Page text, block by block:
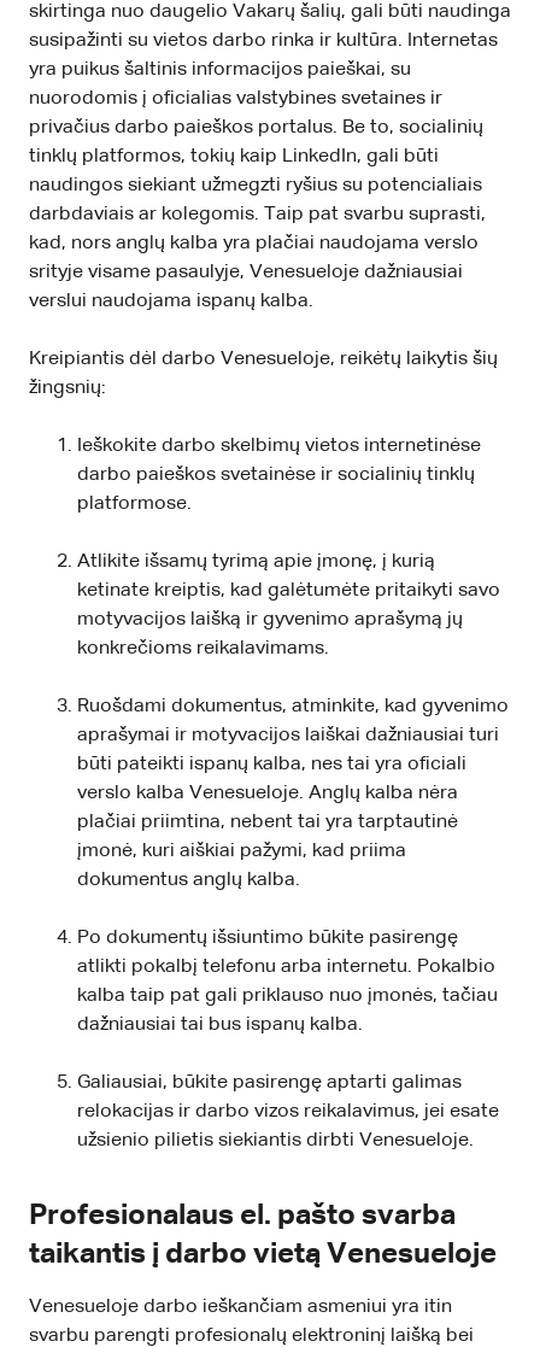
skirtinga nuo daugelio Vakarų šalių, gali būti naudinga
susipažinti su vietos darbo rinka ir kultūra. Internetas
yra puikus šaltinis informacijos paieškai, su
nuorodomis į oficialias valstybines svetaines ir
privačius darbo paieškos portalus. Be to, socialinių
tinklų platformos, tokių kaip LinkedIn, gali būti
naudingos siekiant užmegzti ryšius su potencialiais
darbdaviais ar kolegomis. Taip pat svarbu suprasti,
kad, nors anglų kalba yra plačiai naudojama verslo
srityje visame pasaulyje, Venesueloje dažniausiai
verslui naudojama ispanų kalba.
Kreipiantis dėl darbo Venesueloje, reikėtų laikytis šių
žingsnių:
Ieškokite darbo skelbimų vietos internetinėse
darbo paieškos svetainėse ir socialinių tinklų
platformose.
Atlikite išsamų tyrimą apie įmonę, į kurią
ketinate kreiptis, kad galėtumėte pritaikyti savo
motyvacijos laišką ir gyvenimo aprašymą jų
konkrečioms reikalavimams.
Ruošdami dokumentus, atminkite, kad gyvenimo
aprašymai ir motyvacijos laiškai dažniausiai turi
būti pateikti ispanų kalba, nes tai yra oficiali
verslo kalba Venesueloje. Anglų kalba nėra
plačiai priimtina, nebent tai yra tarptautinė
įmonė, kuri aiškiai pažymi, kad priima
dokumentus anglų kalba.
Po dokumentų išsiuntimo būkite pasirengę
atlikti pokalbį telefonu arba internetu. Pokalbio
kalba taip pat gali priklauso nuo įmonės, tačiau
dažniausiai tai bus ispanų kalba.
Galiausiai, būkite pasirengę aptarti galimas
relokacijas ir darbo vizos reikalavimus, jei esate
užsienio pilietis siekiantis dirbti Venesueloje.
Profesionalaus el. pašto svarba
taikantis į darbo vietą Venesueloje
Venesueloje darbo ieškančiam asmeniui yra itin
svarbu parengti profesionalų elektroninį laišką bei